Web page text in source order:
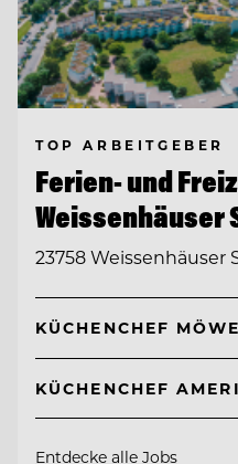
TOP ARBEITGEBER
Ferien- und
Weissenhäuser
23758 Weissenhäuser
KÜCHENCHEF
KÜCHENCHEF
Entdecke alle Jobs